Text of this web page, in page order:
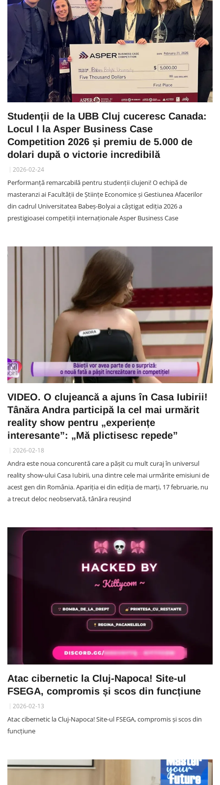
Studenții de la UBB Cluj cuceresc Canada:
Locul I la Asper Business Case
Competition 2026 și premiu de 5.000 de
dolari după o victorie incredibilă
2026-02-24
Performanță remarcabilă pentru studenții clujeni! O echipă de
masteranzi ai Facultății de Științe Economice și Gestiunea Afacerilor
din cadrul Universitatea Babeș-Bolyai a câștigat ediția 2026 a
prestigioasei competiții internaționale Asper Business Case
VIDEO. O clujeancă a ajuns în Casa Iubirii!
Tânăra Andra participă la cel mai urmărit
reality show pentru „experiențe
interesante”: „Mă plictisesc repede”
2026-02-18
Andra este noua concurentă care a pășit cu mult curaj în universul
reality show-ului Casa Iubirii, una dintre cele mai urmărite emisiuni de
acest gen din România. Apariția ei din ediția de marți, 17 februarie, nu
a trecut deloc neobservată, tânăra reușind
Atac cibernetic la Cluj-Napoca! Site-ul
FSEGA, compromis și scos din funcțiune
2026-02-13
Atac cibernetic la Cluj-Napoca! Site-ul FSEGA, compromis și scos din
funcțiune